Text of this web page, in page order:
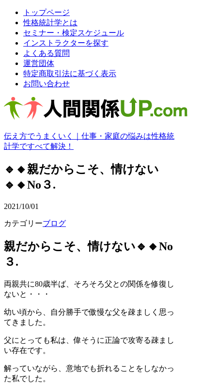
トップページ
性格統計学とは
セミナー・検定スケジュール
インストラクターを探す
よくある質問
運営団体
特定商取引法に基づく表示
お問い合わせ
伝え方でうまくいく｜仕事・家庭の悩みは性格統
計学ですべて解決！
🔹🔸親だからこそ、情けない
🔹🔸No３.
2021/10/01
カテゴリーブログ
親だからこそ、情けない🔹🔸No
３.
両親共に80歳半ば、そろそろ父との関係を修復し
ないと・・・
幼い頃から、自分勝手で傲慢な父を疎ましく思っ
てきました。
父にとっても私は、偉そうに正論で攻寄る疎まし
い存在です。
解っていながら、意地でも折れることをしなかっ
た私でした。